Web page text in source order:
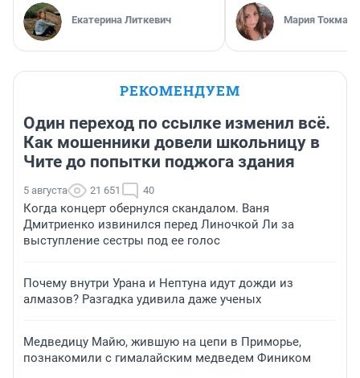
Екатерина Литкевич Мария
РЕКОМЕНДУЕМ
Один переход по ссылке изменил всё.
Как мошенники довели школьницу в
Чите до попытки поджога здания
5 августа 21 651 40
Когда концерт обернулся скандалом. Ваня
Дмитриенко извинился перед Линочкой Ли за
выступление сестры под ее голос
Почему внутри Урана и Нептуна идут дожди из
алмазов? Разгадка удивила даже ученых
Медведицу Майю, жившую на цепи в Приморье,
познакомили с гималайским медведем Фиником